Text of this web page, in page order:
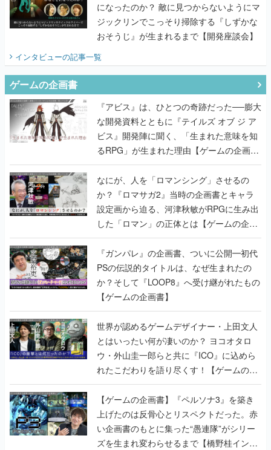
になったのか？ 敵に見つからないようにマ
ジックリンでこっそり掃除する『しずかな
おそうじ』が生まれるまで【開発座談会】
インタビューの記事一覧
ゲームの企画書
『アビス』は、ひとつの奇跡だった──膨大
な開発資料とともに『テイルズ オブ ジ ア
ビス』開発陣に聞く、「生まれた意味を知
るRPG」が生まれた理由【ゲームの企画
書】
なにが、人を「ロマンシング」させるの
か？『ロマサガ2』当時の企画書とキャラ
設定画から迫る、河津秋敏がRPGに生み出
した「ロマン」の正体とは【ゲームの企画
書】
『ガンパレ』の企画書、ついに公開━初代
PSの伝説的タイトルは、なぜ生まれたの
か？そして『LOOP8』へ受け継がれたもの
【ゲームの企画書】
世界が認めるゲームデザイナー・上田文人
とはいったい何が凄いのか？ ヨコオタロ
ウ・外山圭一郎らと共に『ICO』に込めら
れたこだわりを語り尽くす！【ゲームの企
画書】
【ゲームの企画書】『ペルソナ3』を築き
上げたのは反骨心とリスペクトだった。赤
い企画書のもとに集った“愚連隊”がシリー
ズを生まれ変わらせるまで【橋野桂インタ